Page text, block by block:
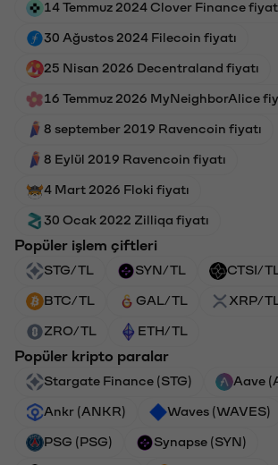
14 Temmuz 2024 Clover Finance
30 Ağustos 2024 Filecoin fiyatı
25 Nisan 2026 Decentraland fiyatı
16 Temmuz 2026 MyNeighborAlice
8 september 2019 Ravencoin fiyatı
8 Eylül 2019 Ravencoin fiyatı
4 Mart 2026 Floki fiyatı
30 Ocak 2022 Zilliqa fiyatı
Popüler işlem çiftleri
STG/TL SYN/TL CTSI/
BTC/TL GAL/TL XRP/
ZRO/TL ETH/TL
Popüler kripto paralar
Stargate Finance (STG) Aave
Ankr (ANKR) Waves (WAVES)
PSG (PSG) Synapse (SYN)